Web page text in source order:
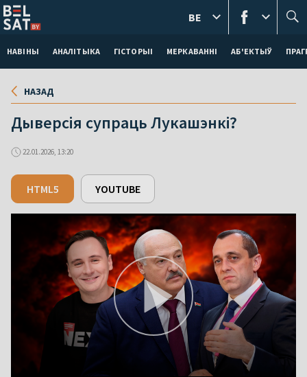
НАВІНЫ АНАЛІТЫКА ГІСТОРЫІ МЕРКАВАННI АБ'ЕКТЫЎ
BE
НАЗАД
Дыверсія супраць Лукашэнкі?
22.01.2026, 13:20
HTML5 YOUTUBE